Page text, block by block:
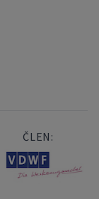
ČLEN: